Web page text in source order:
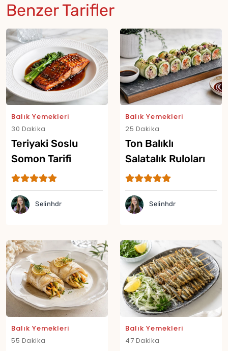
Benzer Tarifler
Balık Yemekleri
30 Dakika
Teriyaki Soslu
Somon Tarifi
Selinhdr
Balık Yemekleri
25 Dakika
Ton Balıklı
Salatalık Ruloları
Tarifi
Selinhdr
Balık Yemekleri
55 Dakika
Balık Yemekleri
47 Dakika